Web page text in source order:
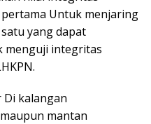
Untuk menjaring
satu yang dapat
menguji integritas
Di kalangan
mantan